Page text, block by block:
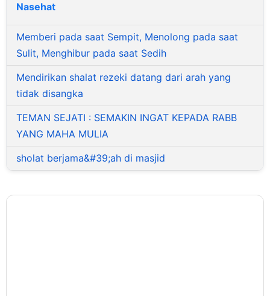
Nasehat
Memberi pada saat Sempit, Menolong pada saat
Sulit, Menghibur pada saat Sedih
Mendirikan shalat rezeki datang dari arah yang
tidak disangka
TEMAN SEJATI : SEMAKIN INGAT KEPADA RABB
YANG MAHA MULIA
sholat berjama&#39;ah di masjid